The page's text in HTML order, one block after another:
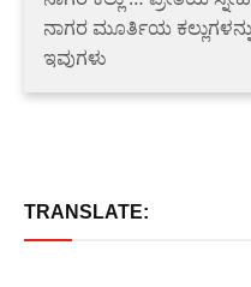
ನಾಗರ ಮೂರ್ತಿಯ
ಇವುಗಳು
TRANSLATE: